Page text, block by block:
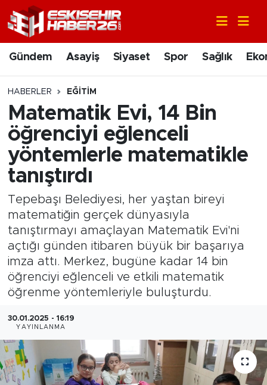
Gündem Asayiş Siyaset Spor Sağlık
HABERLER EĞITIM
Matematik Evi, 14 Bin
öğrenciyi eğlenceli
yöntemlerle matematikle
tanıştırdı
Tepebaşı Belediyesi, her yaştan bireyi
matematiğin gerçek dünyasıyla
tanıştırmayı amaçlayan Matematik Evi'ni
açtığı günden itibaren büyük bir başarıya
imza attı. Merkez, bugüne kadar 14 bin
öğrenciyi eğlenceli ve etkili matematik
öğrenme yöntemleriyle buluşturdu.
30.01.2025 - 16:19
YAYINLANMA
Gündem
Asayiş
Siyaset
Spor
Sağlık
Ekonomi
Eğitim
Sanat
Bölge
Teknoloji
Dünya
Nöbetçi Eczaneler
Hava Durumu
Trafik Durumu
Süper Lig Puan Durumu ve Fikstür
Tüm Manşetler
Son Dakika Haberleri
Haber Arşivi